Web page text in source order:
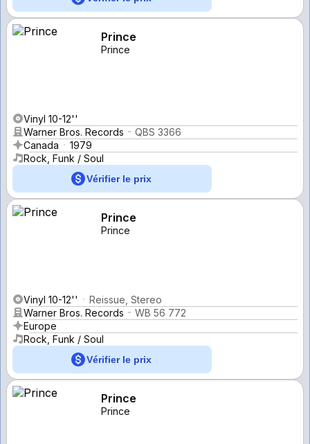
Prince
Prince
Vinyl 10-12''
Warner Bros. Records
QBS 3366
Canada
1979
Rock, Funk / Soul
Vérifier le prix
Prince
Prince
Vinyl 10-12''
Reissue, Stereo
Warner Bros. Records
WB 56 772
Europe
Rock, Funk / Soul
Vérifier le prix
Prince
Prince